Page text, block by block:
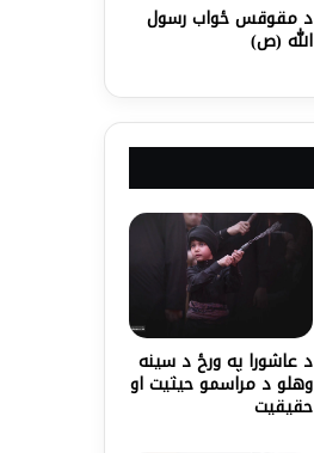
د مقوقس ځواب رسول
الله (ص)
د عاشورا په ورځ د سينه
وهلو د مراسمو حيثيت او
حقيقيت